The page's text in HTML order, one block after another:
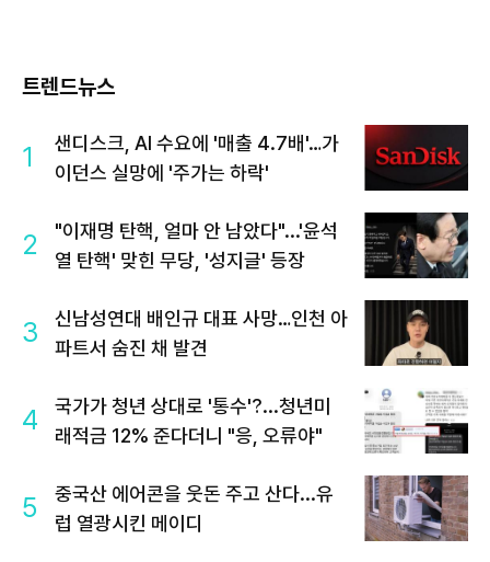
트렌드뉴스
1
샌디스크, AI 수요에 '매출 4.7배'…가
이던스 실망에 '주가는 하락'
2
"이재명 탄핵, 얼마 안 남았다"...'윤석
열 탄핵' 맞힌 무당, '성지글' 등장
3
신남성연대 배인규 대표 사망…인천 아
파트서 숨진 채 발견
4
국가가 청년 상대로 '통수'?...청년미
래적금 12% 준다더니 "응, 오류야"
5
중국산 에어콘을 웃돈 주고 산다...유
럽 열광시킨 메이디